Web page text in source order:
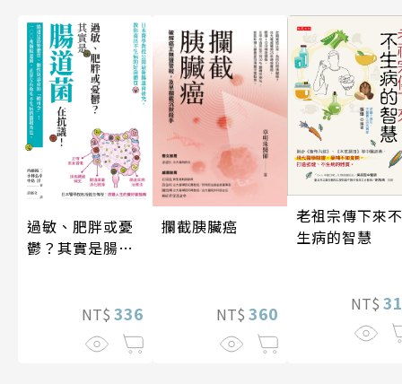
過敏、肥胖或憂
鬱？其實是腸道
NT$ 336
攔截胰臟癌
NT$ 360
老祖宗傳下來不
生病的智慧
NT$